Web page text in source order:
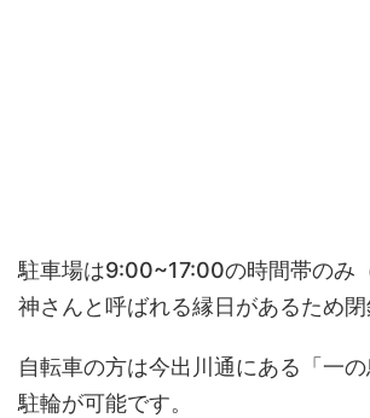
駐車場は9:00~17:00の時間帯のみ
神さんと呼ばれる縁日があるため閉
自転車の方は今出川通にある「一
駐輪が可能です。